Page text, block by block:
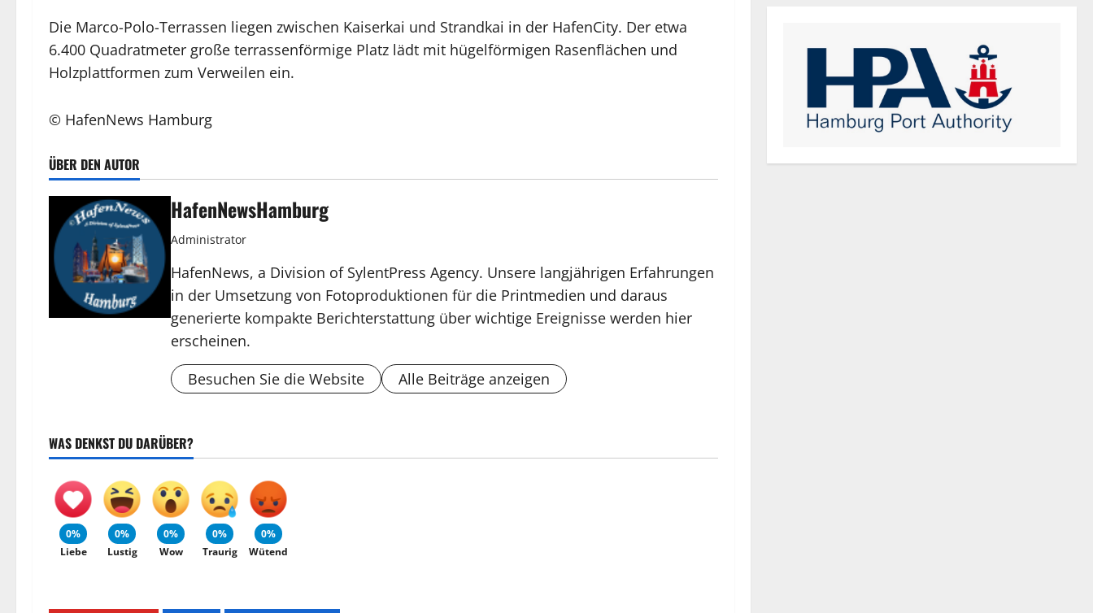
Die Marco-Polo-Terrassen liegen zwischen Kaiserkai und Strandkai in der HafenCity. Der etwa
6.400 Quadratmeter große terrassenförmige Platz lädt mit hügelförmigen Rasenflächen und
Holzplattformen zum Verweilen ein.
© HafenNews Hamburg
ÜBER DEN AUTOR
HafenNewsHamburg
Administrator
HafenNews, a Division of SylentPress Agency. Unsere langjährigen Erfahrungen
in der Umsetzung von Fotoproduktionen für die Printmedien und daraus
generierte kompakte Berichterstattung über wichtige Ereignisse werden hier
erscheinen.
Besuchen Sie die Website
Alle Beiträge anzeigen
WAS DENKST DU DARÜBER?
0%
Liebe
0%
Lustig
0%
Wow
0%
Traurig
0%
Wütend